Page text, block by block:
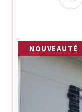
NOUVEAUTÉ